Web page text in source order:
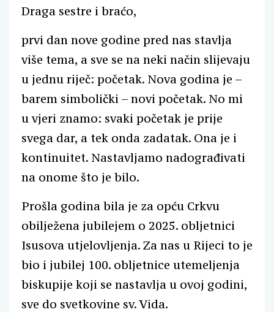
Draga sestre i braćo,
prvi dan nove godine pred nas stavlja
više tema, a sve se na neki način slijevaju
u jednu riječ: početak. Nova godina je –
barem simbolički – novi početak. No mi
u vjeri znamo: svaki početak je prije
svega dar, a tek onda zadatak. Ona je i
kontinuitet. Nastavljamo nadograđivati
na onome što je bilo.
Prošla godina bila je za opću Crkvu
obilježena jubilejem o 2025. obljetnici
Isusova utjelovljenja. Za nas u Rijeci to je
bio i jubilej 100. obljetnice utemeljenja
biskupije koji se nastavlja u ovoj godini,
sve do svetkovine sv. Vida.